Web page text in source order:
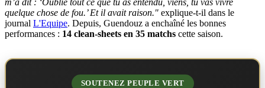
quelque chose de fou.’ Et il avait raison." explique-t-il dans le
journal L'Equipe. Depuis, Guendouz a enchaîné les bonnes
performances : 14 clean-sheets en 35 matchs cette saison.
SOUTENEZ PEUPLE VERT